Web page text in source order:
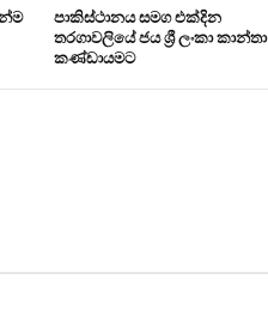
පාකිස්ථානය සමග එක්දින
තරගාවලියේ ජය ශ්‍රී ලංකා කාන්තා
කණ්ඩායමට